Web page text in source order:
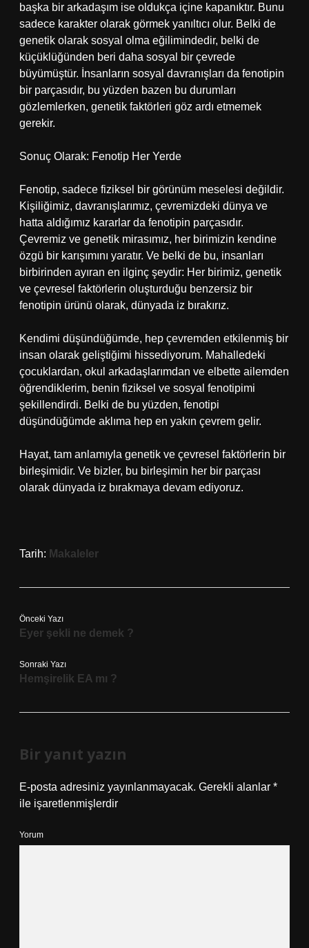
başka bir arkadaşım ise oldukça içine kapanıktır. Bunu
sadece karakter olarak görmek yanıltıcı olur. Belki de
genetik olarak sosyal olma eğilimindedir, belki de
küçüklüğünden beri daha sosyal bir çevrede
büyümüştür. İnsanların sosyal davranışları da fenotipin
bir parçasıdır, bu yüzden bazen bu durumları
gözlemlerken, genetik faktörleri göz ardı etmemek
gerekir.
Sonuç Olarak: Fenotip Her Yerde
Fenotip, sadece fiziksel bir görünüm meselesi değildir.
Kişiliğimiz, davranışlarımız, çevremizdeki dünya ve
hatta aldığımız kararlar da fenotipin parçasıdır.
Çevremiz ve genetik mirasımız, her birimizin kendine
özgü bir karışımını yaratır. Ve belki de bu, insanları
birbirinden ayıran en ilginç şeydir: Her birimiz, genetik
ve çevresel faktörlerin oluşturduğu benzersiz bir
fenotipin ürünü olarak, dünyada iz bırakırız.
Kendimi düşündüğümde, hep çevremden etkilenmiş bir
insan olarak geliştiğimi hissediyorum. Mahalledeki
çocuklardan, okul arkadaşlarımdan ve elbette ailemden
öğrendiklerim, benin fiziksel ve sosyal fenotipimi
şekillendirdi. Belki de bu yüzden, fenotipi
düşündüğümde aklıma hep en yakın çevrem gelir.
Hayat, tam anlamıyla genetik ve çevresel faktörlerin bir
birleşimidir. Ve bizler, bu birleşimin her bir parçası
olarak dünyada iz bırakmaya devam ediyoruz.
Tarih: Makaleler
Önceki Yazı
Eyer şekli ne demek ?
Sonraki Yazı
Hemşirelik EA mı ?
Bir yanıt yazın
E-posta adresiniz yayınlanmayacak. Gerekli alanlar *
ile işaretlenmişlerdir
Yorum